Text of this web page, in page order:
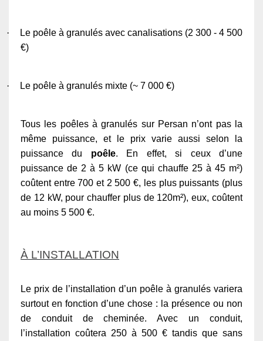
·
Le poêle à granulés avec canalisations (2 300 - 4 500
€)
· Le poêle à granulés mixte (~ 7 000 €)
Tous les poêles à granulés sur Persan n’ont pas la
même puissance, et le prix varie aussi selon la
puissance du poêle. En effet, si ceux d’une
puissance de 2 à 5 kW (ce qui chauffe 25 à 45 m²)
coûtent entre 700 et 2 500 €, les plus puissants (plus
de 12 kW, pour chauffer plus de 120m²), eux, coûtent
au moins 5 500 €.
À L’INSTALLATION
Le prix de l’installation d’un poêle à granulés variera
surtout en fonction d’une chose : la présence ou non
de conduit de cheminée. Avec un conduit,
l’installation coûtera 250 à 500 € tandis que sans